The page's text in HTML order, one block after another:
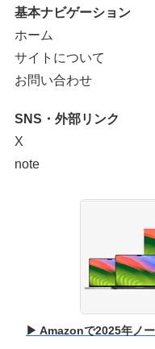
基本ナビゲーション
ホーム
サイトについて
お問い合わせ
SNS・外部リンク
X
note
▶ Amazonで2025年ノ